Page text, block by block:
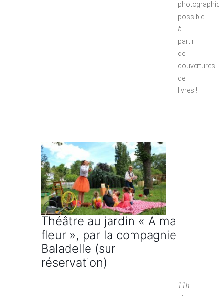
possible
à
partir
de
couvertures
de
livres !
Théâtre au jardin « A ma
fleur », par la compagnie
Baladelle (sur
réservation)
11h